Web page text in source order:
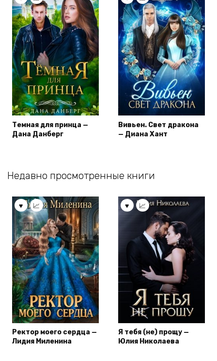
Темная для принца —
Дана Данберг
Вивьен. Свет дракона
— Диана Хант
Недавно просмотренные книги
Ректор моего сердца —
Лидия Миленина
Я тебя (не) прощу —
Юлия Николаева